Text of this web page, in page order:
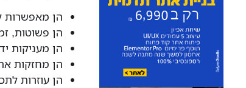
הן מאפשרות
הן פשוטות,
הן מעניקות
הן מחזקות
הן עוזרות